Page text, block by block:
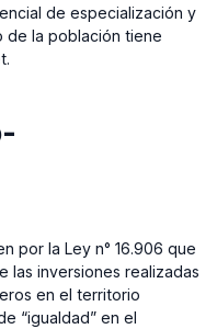
de especialización y
de la población tiene
por la Ley n° 16.906 que
las inversiones realizadas
en el territorio
“igualdad” en el